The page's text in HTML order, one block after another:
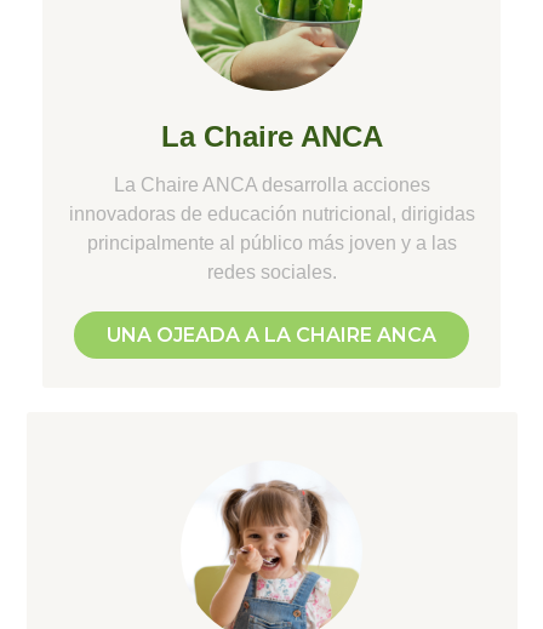
La Chaire ANCA
La Chaire ANCA desarrolla acciones
innovadoras de educación nutricional, dirigidas
principalmente al público más joven y a las
redes sociales.
UNA OJEADA A LA CHAIRE ANCA